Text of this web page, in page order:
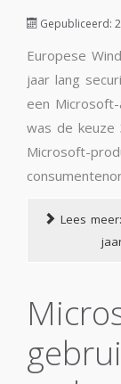
Gepubliceerd:
Europese
jaar lang
een
was de keuze
Microsoft-
Lees